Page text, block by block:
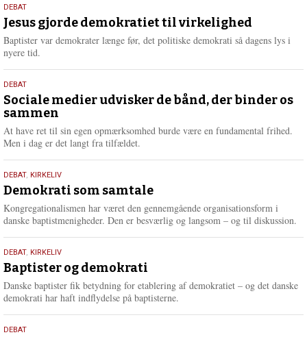
e
r
18.
maj
2026
DEBAT
Jesus gjorde demokratiet til virkelighed
Baptister var demokrater længe før, det politiske demokrati så dagens lys i
nyere tid.
18.
maj
2026
DEBAT
Sociale medier udvisker de bånd, der binder os
sammen
At have ret til sin egen opmærksomhed burde være en fundamental frihed.
Men i dag er det langt fra tilfældet.
18.
maj
2026
DEBAT, KIRKELIV
Demokrati som samtale
Kongregationalismen har været den gennemgående organisationsform i
danske baptistmenigheder. Den er besværlig og langsom – og til diskussion.
18.
maj
2026
DEBAT, KIRKELIV
Baptister og demokrati
Danske baptister fik betydning for etablering af demokratiet – og det danske
demokrati har haft indflydelse på baptisterne.
18.
DEBAT